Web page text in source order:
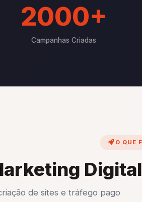
2000+
Campanhas Criadas
O QUE
de sites e tráfego pago